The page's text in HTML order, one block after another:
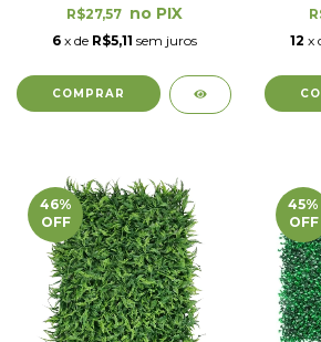
R$27,57
6 x de R$5,11 sem juros
12 x
46%
OFF
45%
OFF